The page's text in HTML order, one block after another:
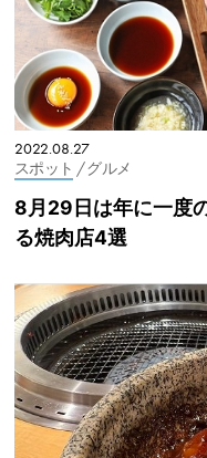
2022.08.27
スポット / グルメ
8月29日は年に一度
る焼肉店4選